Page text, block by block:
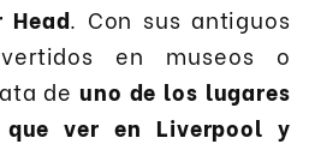
. Con sus antiguos
en museos o
de uno de los lugares
que ver en Liverpool y